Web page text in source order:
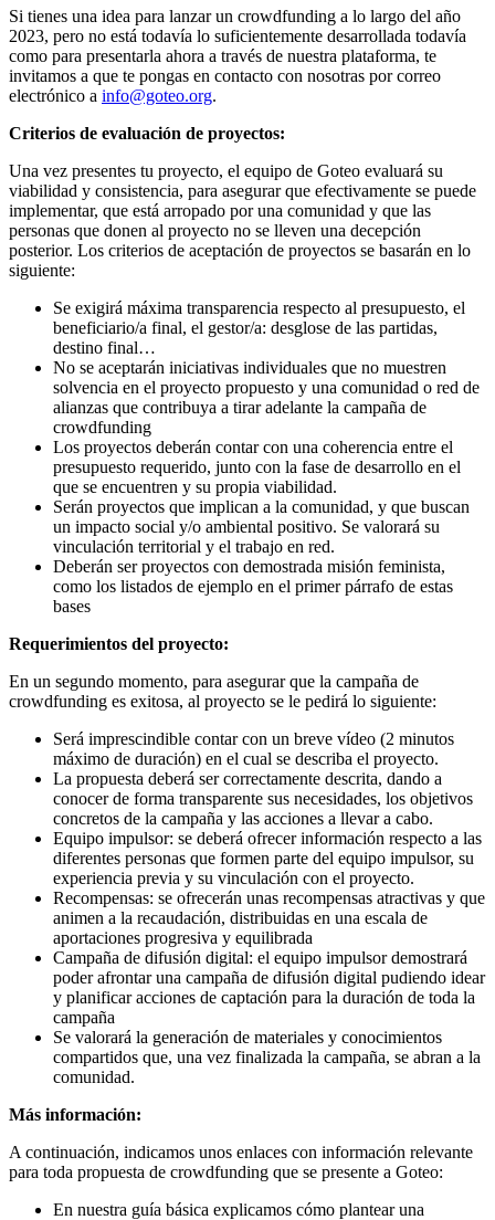
Si tienes una idea para lanzar un crowdfunding a lo largo del año
2023, pero no está todavía lo suficientemente desarrollada todavía
como para presentarla ahora a través de nuestra plataforma, te
invitamos a que te pongas en contacto con nosotras por correo
electrónico a info@goteo.org.
Criterios de evaluación de proyectos:
Una vez presentes tu proyecto, el equipo de Goteo evaluará su
viabilidad y consistencia, para asegurar que efectivamente se puede
implementar, que está arropado por una comunidad y que las
personas que donen al proyecto no se lleven una decepción
posterior. Los criterios de aceptación de proyectos se basarán en lo
siguiente:
Se exigirá máxima transparencia respecto al presupuesto, el
beneficiario/a final, el gestor/a: desglose de las partidas,
destino final…
No se aceptarán iniciativas individuales que no muestren
solvencia en el proyecto propuesto y una comunidad o red de
alianzas que contribuya a tirar adelante la campaña de
crowdfunding
Los proyectos deberán contar con una coherencia entre el
presupuesto requerido, junto con la fase de desarrollo en el
que se encuentren y su propia viabilidad.
Serán proyectos que implican a la comunidad, y que buscan
un impacto social y/o ambiental positivo. Se valorará su
vinculación territorial y el trabajo en red.
Deberán ser proyectos con demostrada misión feminista,
como los listados de ejemplo en el primer párrafo de estas
bases
Requerimientos del proyecto:
En un segundo momento, para asegurar que la campaña de
crowdfunding es exitosa, al proyecto se le pedirá lo siguiente:
Será imprescindible contar con un breve vídeo (2 minutos
máximo de duración) en el cual se describa el proyecto.
La propuesta deberá ser correctamente descrita, dando a
conocer de forma transparente sus necesidades, los objetivos
concretos de la campaña y las acciones a llevar a cabo.
Equipo impulsor: se deberá ofrecer información respecto a las
diferentes personas que formen parte del equipo impulsor, su
experiencia previa y su vinculación con el proyecto.
Recompensas: se ofrecerán unas recompensas atractivas y que
animen a la recaudación, distribuidas en una escala de
aportaciones progresiva y equilibrada
Campaña de difusión digital: el equipo impulsor demostrará
poder afrontar una campaña de difusión digital pudiendo idear
y planificar acciones de captación para la duración de toda la
campaña
Se valorará la generación de materiales y conocimientos
compartidos que, una vez finalizada la campaña, se abran a la
comunidad.
Más información:
A continuación, indicamos unos enlaces con información relevante
para toda propuesta de crowdfunding que se presente a Goteo:
En nuestra guía básica explicamos cómo plantear una